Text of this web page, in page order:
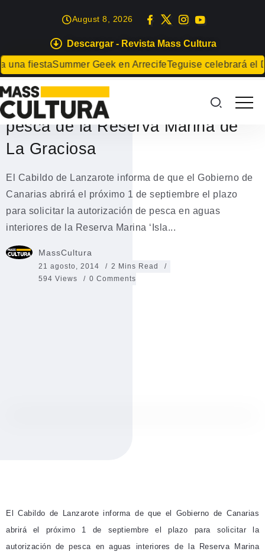
Descargar - Revista Mass Cultura
fiestaSummer Geek en ArrecifeTeguise celebrará el
August 8, 2026
MEDIO AMBIENTE
Este año se sortearán entre los
solicitantes las autorizaciones de
pesca de la Reserva Marina de
La Graciosa
El Cabildo de Lanzarote informa de que el Gobierno de
Canarias abrirá el próximo 1 de septiembre el plazo
para solicitar la autorización de pesca en aguas
interiores de la Reserva Marina ‘Isla...
MassCultura
21 agosto, 2014
2 Mins Read
594 Views
0 Comments
El Cabildo de Lanzarote informa de que el Gobierno de Canarias
abrirá el próximo 1 de septiembreel plazo para solicitar la
autorización de pesca en aguas interiores de la Reserva Marina